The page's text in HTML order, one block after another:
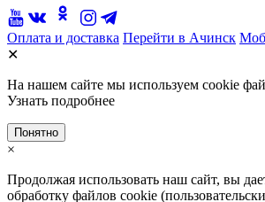
Оплата и доставка Перейти в Ачинск
✕
На нашем сайте мы используем cookie
Узнать подробнее
Понятно
×
Продолжая использовать наш сайт, вы
обработку файлов cookie